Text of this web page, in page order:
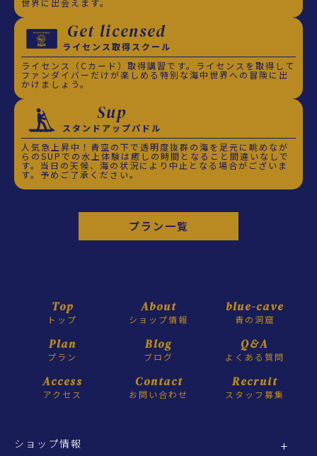
Get licensed
ライセンス取得スクール
ライセンス（Cカード）取得講習です。ライセンスを取得して
ファンダイバーだけが楽しめる特別な海中世界への冒険に出
かけましょう。
Sup
スタンドアップパドル
人気急上昇中！青空の下で透明度抜群の海を足元に眺めなが
らのSUPでの水上体験は癒しの時間となること間違いなしで
す。当日の天候、海の状況により中止となる場合がございま
す。予めご了承ください。
プラン一覧
Top
トップ
About
ショップ情報
blue-cave
青の洞窟
Plan
プラン
Blog
ブログ
Q&A
よくある質問
Access
アクセス
Contact
お問い合わせ
Recruit
スタッフ募集
ショップ情報